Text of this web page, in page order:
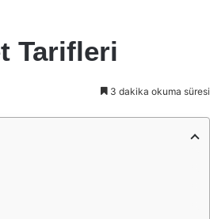
Tarifleri
3 dakika okuma süresi